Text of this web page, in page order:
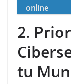
online
2.
tu